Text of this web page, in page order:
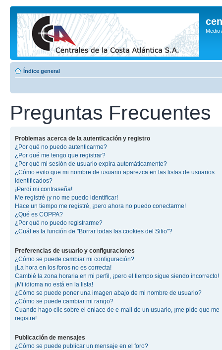
Medio
Índice general
Preguntas Frecuentes
Problemas acerca de la autenticación y registro
¿Por qué no puedo autenticarme?
¿Por qué me tengo que registrar?
¿Por qué mi sesión de usuario expira automáticamente?
¿Cómo evito que mi nombre de usuario aparezca en las listas de usuarios
identificados?
¡Perdí mi contraseña!
Me registré ¡y no me puedo identificar!
Hace un tiempo me registré, ¡pero ahora no puedo conectarme!
¿Qué es COPPA?
¿Por qué no puedo registrarme?
¿Cuál es la función de "Borrar todas las cookies del Sitio"?
Preferencias de usuario y configuraciones
¿Cómo se puede cambiar mi configuración?
¡La hora en los foros no es correcta!
Cambié la zona horaria en mi perfil, ¡pero el tiempo sigue siendo incorrecto!
¡Mi idioma no está en la lista!
¿Cómo se puede poner una imagen abajo de mi nombre de usuario?
¿Cómo se puede cambiar mi rango?
Cuando hago clic sobre el enlace de e-mail de un usuario, ¡me pide que me
registre!
Publicación de mensajes
¿Cómo se puede publicar un mensaje en el foro?